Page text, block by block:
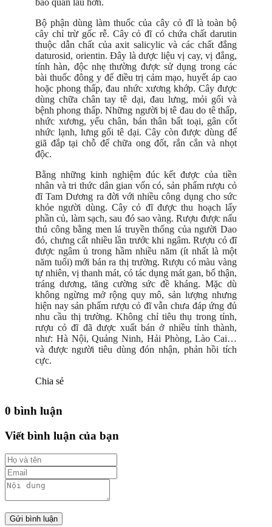
bảo quản lâu hơn.
Bộ phận dùng làm thuốc của cây cỏ đĩ là toàn bộ
cây chỉ trừ gốc rễ. Cây cỏ đĩ có chứa chất darutin
thuộc dẫn chất của axit salicylic và các chất đắng
daturosid, orientin. Đây là dược liệu vị cay, vị đắng,
tính hàn, độc nhẹ thường được sử dụng trong các
bài thuốc đông y để điều trị cảm mạo, huyết áp cao
hoặc phong thấp, đau nhức xương khớp. Cây được
dùng chữa chân tay tê dại, đau lưng, mỏi gối và
bệnh phong thấp. Những người bị tê đau do tê thấp,
nhức xương, yếu chân, bán thân bất toại, gân cốt
nhức lạnh, lưng gối tê dại. Cây còn được dùng để
giã đắp tại chỗ để chữa ong đốt, rắn cắn và nhọt
độc.
Bằng những kinh nghiệm đúc kết được của tiền
nhân và tri thức dân gian vốn có, sản phẩm rượu cỏ
đĩ Tam Dương ra đời với nhiều công dụng cho sức
khỏe người dùng. Cây cỏ đĩ được thu hoạch lấy
phần củ, làm sạch, sau đó sao vàng. Rượu được nấu
thủ công bằng men lá truyền thống của người Dao
đỏ, chưng cất nhiều lần trước khi ngâm. Rượu cỏ đĩ
được ngâm ủ trong hầm nhiều năm (ít nhất là một
năm tuổi) mới bán ra thị trường. Rượu có màu vàng
tự nhiên, vị thanh mát, có tác dụng mát gan, bổ thận,
tráng dương, tăng cường sức đề kháng. Mặc dù
không ngừng mở rộng quy mô, sản lượng nhưng
hiện nay sản phẩm rượu cỏ đĩ vẫn chưa đáp ứng đủ
nhu cầu thị trường. Không chỉ tiêu thụ trong tỉnh,
rượu cỏ đĩ đã được xuất bán ở nhiều tỉnh thành,
như: Hà Nội, Quảng Ninh, Hải Phòng, Lào Cai…
và được người tiêu dùng đón nhận, phản hồi tích
cực.
Chia sẻ
0 bình luận
Viết bình luận của bạn
Gửi bình luận